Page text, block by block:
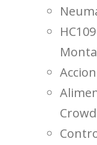
Crowd